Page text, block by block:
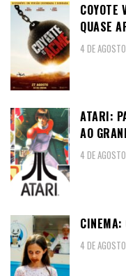
COYOTE
QUASE
4 DE
ATARI:
AO
4 DE
4 DE